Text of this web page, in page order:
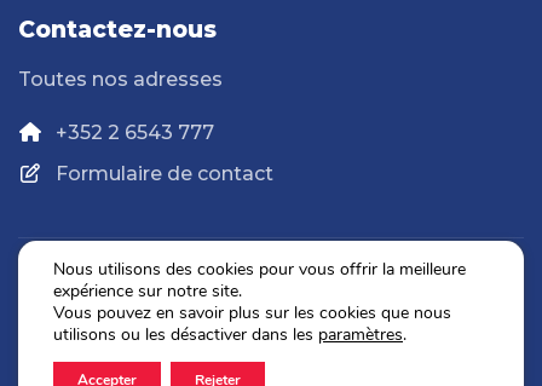
Contactez-nous
Toutes nos adresses
+352 2 6543 777
Formulaire de contact
Politique de confidentialité
Mentions légales
Nous utilisons des cookies pour vous offrir la meilleure
expérience sur notre site.
Vous pouvez en savoir plus sur les cookies que nous
utilisons ou les désactiver dans les paramètres.
Accepter Rejeter